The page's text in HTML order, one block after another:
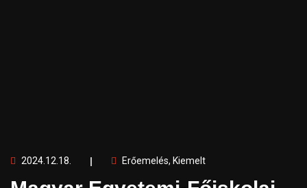
2024.12.18. Erőemelés, Kiemelt